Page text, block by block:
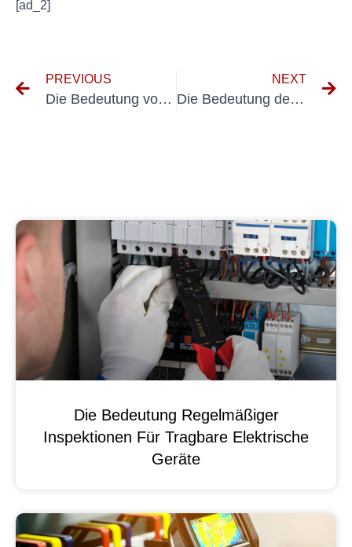
[ad_2]
PREVIOUS
Die Bedeutung von VDE-Messungen für tragbare Geräte
NEXT
Die Bedeutung des VDE-Prüfprotokolls für elektrische Systeme verstehen
Die Bedeutung Regelmäßiger
Inspektionen Für Tragbare Elektrische
Geräte